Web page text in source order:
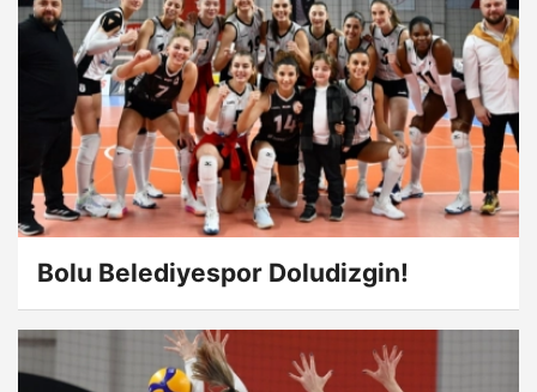
Bolu Belediyespor Doludizgin!